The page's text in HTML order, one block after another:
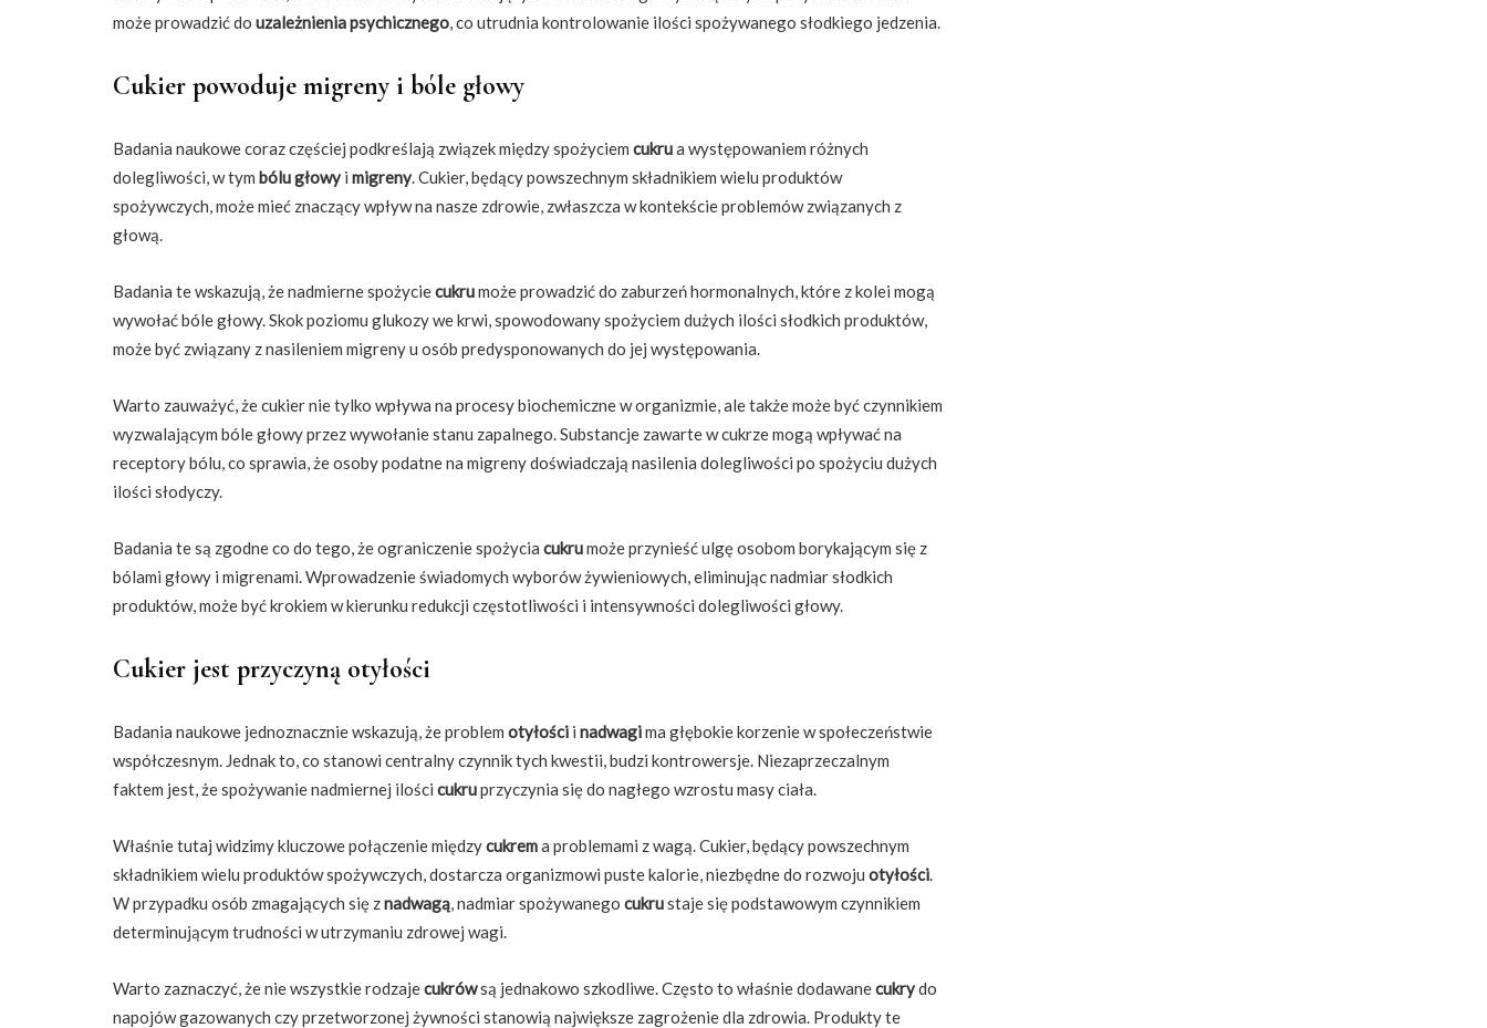
może prowadzić do uzależnienia psychicznego, co utrudnia kontrolowanie ilości spożywanego słodkiego jedzenia.
Cukier powoduje migreny i bóle głowy
Badania naukowe coraz częściej podkreślają związek między spożyciem cukrua występowaniem różnych
dolegliwości, w tym bólu głowyi migreny. Cukier, będący powszechnym składnikiem wielu produktów
spożywczych, może mieć znaczący wpływ na nasze zdrowie, zwłaszcza w kontekście problemów związanych z
głową.
Badania te wskazują, że nadmierne spożyciecukrumoże prowadzić do zaburzeń hormonalnych, które z kolei mogą
wywołać bóle głowy. Skok poziomu glukozy we krwi, spowodowany spożyciem dużych ilości słodkich produktów,
może być związany z nasileniem migreny u osób predysponowanych do jej występowania.
Warto zauważyć, że cukier nie tylko wpływa na procesy biochemiczne w organizmie, ale także może być czynnikiem
wyzwalającym bóle głowy przez wywołanie stanu zapalnego. Substancje zawarte w cukrze mogą wpływać na
receptory bólu, co sprawia, że osoby podatne na migreny doświadczają nasilenia dolegliwości po spożyciu dużych
ilości słodyczy.
Badania te są zgodne co do tego, że ograniczenie spożycia cukrumoże przynieść ulgę osobom borykającym się z
bólami głowy i migrenami. Wprowadzenie świadomych wyborów żywieniowych, eliminując nadmiar słodkich
produktów, może być krokiem w kierunku redukcji częstotliwości i intensywności dolegliwości głowy.
Cukier jest przyczyną otyłości
Badania naukowe jednoznacznie wskazują, że problem otyłości i nadwagima głębokie korzenie w społeczeństwie
współczesnym. Jednak to, co stanowi centralny czynnik tych kwestii, budzi kontrowersje. Niezaprzeczalnym
faktem jest, że spożywanie nadmiernej ilości cukruprzyczynia się do nagłego wzrostu masy ciała.
Właśnie tutaj widzimy kluczowe połączenie międzycukrema problemami z wagą. Cukier, będący powszechnym
składnikiem wielu produktów spożywczych, dostarcza organizmowi puste kalorie, niezbędne do rozwoju otyłości.
W przypadku osób zmagających się znadwagą, nadmiar spożywanego cukrustaje się podstawowym czynnikiem
determinującym trudności w utrzymaniu zdrowej wagi.
Warto zaznaczyć, że nie wszystkie rodzajecukrówsą jednakowo szkodliwe. Często to właśnie dodawanecukrydo
napojów gazowanych czy przetworzonej żywności stanowią największe zagrożenie dla zdrowia. Produkty te